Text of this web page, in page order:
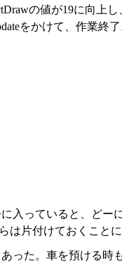
の値が19に向上し
をかけて、作業終了
入っていると、どー
片付けておくことに
った。車を預ける時